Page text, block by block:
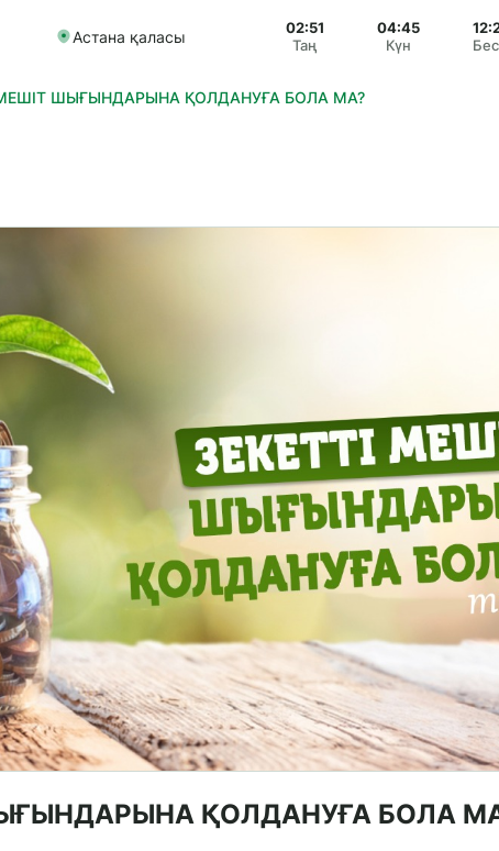
Астана қаласы
02:51
Таң
04:45
Күн
МЕШІТ ШЫҒЫНДАРЫНА ҚОЛДАНУҒА БОЛА МА?
ҚОЛДАНУҒА БОЛА